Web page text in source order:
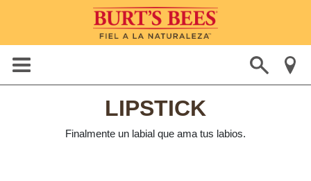
LIPSTICK
Finalmente un labial que ama tus labios.